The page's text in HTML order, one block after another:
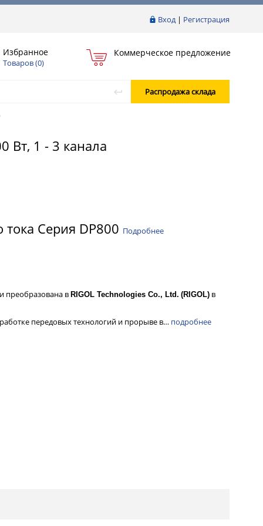
Вход| Регистрация
Избранное
Товаров (0)
Коммерческое предложение
Распродажа склада
Вт, 1 - 3 канала
Серия DP800 Подробнее
преобразована в RIGOL Technologies Co., Ltd. (RIGOL) в
передовых технологий и прорыве в… подробнее